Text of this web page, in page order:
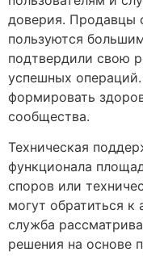
доверия. Продавцы
пользуются
подтвердили свою
успешных
формировать
сообщества.
Техническая
функционала
споров или
могут обратиться
служба
решения на основе